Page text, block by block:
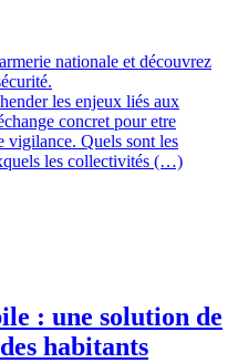
nationale et découvrez
les enjeux liés aux
concret pour etre
vigilance. Quels sont les
les collectivités (…)
: une solution de
habitants